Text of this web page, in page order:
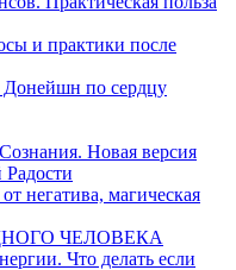
и практики после
Донейшн по сердцу
Новая версия
негатива, магическая
ЧЕЛОВЕКА
Что делать если